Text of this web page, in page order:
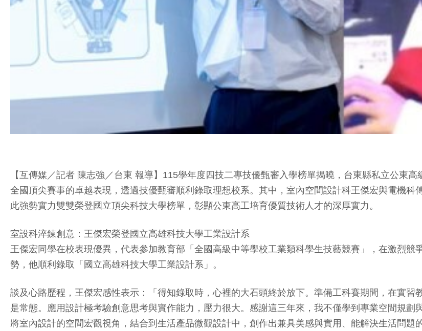
【互傳媒／記者 陳志強／台東 報導】115學年度四技二專技優甄審入學榜單揭曉，台東縣私立公東
全國頂尖賽事的卓越表現，透過技優甄審順利錄取理想校系。其中，室內空間設計科王傑宏與電機
此強勢實力雙雙榮登國立頂尖科技大學榜單，彰顯公東高工培育優質技術人才的深厚實力。
室設科淬鍊創意：王傑宏榮登國立高雄科技大學工業設計系
王傑宏同學在校表現優異，代表參加教育部「全國高級中等學校工業類科學生技藝競賽」，在激烈
勢，他順利錄取「國立高雄科技大學工業設計系」。
談及心路歷程，王傑宏感性表示：「得知錄取時，心裡的大石頭終於放下。準備工科賽期間，在實
是常態。應用設計極考驗創意思考與實作能力，壓力很大。感謝這三年來，我不僅學到專業空間規
將室內設計的空間宏觀視角，結合到生活產品微觀設計中，創作出兼具美感與實用、能解決生活問題